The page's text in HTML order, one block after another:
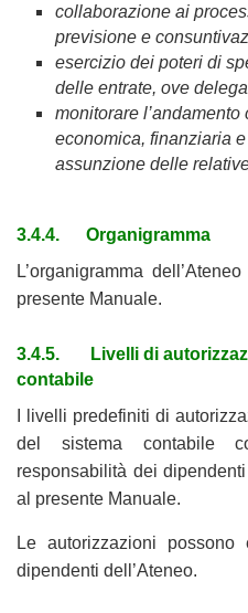
collaborazione ai
previsione e
esercizio dei poteri di
delle entrate, ove
monitorare
economica, finanziaria
assunzione delle
3.4.4. Organigramma
L’organigramma
presente Manuale.
3.4.5. Livelli di
contabile
I livelli predefiniti di
del sistema contabile
responsabilità dei
al presente Manuale.
Le autorizzazioni
dipendenti dell’Ateneo.